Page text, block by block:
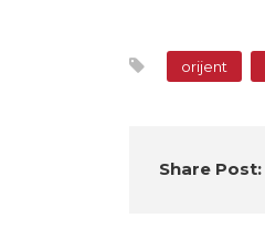
orijent
Share Post: